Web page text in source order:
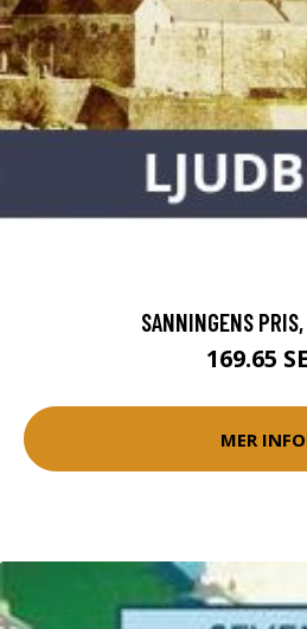
SANNINGENS
169.65
MER